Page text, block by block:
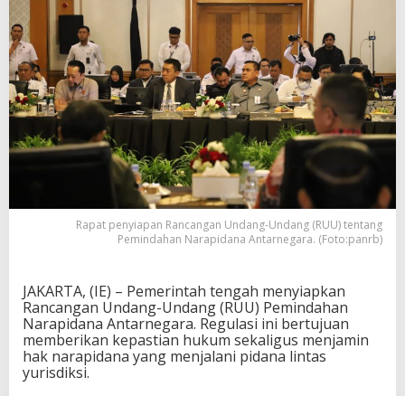
Rapat penyiapan Rancangan Undang-Undang (RUU) tentang
Pemindahan Narapidana Antarnegara. (Foto:panrb)
JAKARTA, (IE) – Pemerintah tengah menyiapkan
Rancangan Undang-Undang (RUU) Pemindahan
Narapidana Antarnegara. Regulasi ini bertujuan
memberikan kepastian hukum sekaligus menjamin
hak narapidana yang menjalani pidana lintas
yurisdiksi.